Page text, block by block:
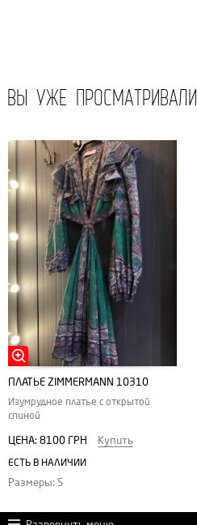
ВЫ УЖЕ ПРОСМАТРИВАЛИ
ПЛАТЬЕ ZIMMERMANN 10310
Изумрудное платье с открытой
спиной
ЦЕНА: 8100 ГРН Купить
ЕСТЬ В НАЛИЧИИ
Размеры: S